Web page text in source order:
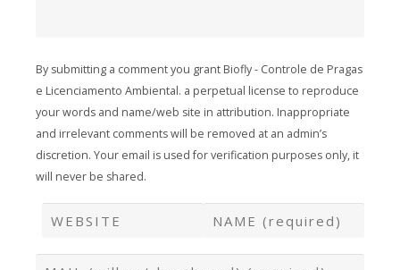
By submitting a comment you grant Biofly - Controle de Pragas
e Licenciamento Ambiental. a perpetual license to reproduce
your words and name/web site in attribution. Inappropriate
and irrelevant comments will be removed at an admin’s
discretion. Your email is used for verification purposes only, it
will never be shared.